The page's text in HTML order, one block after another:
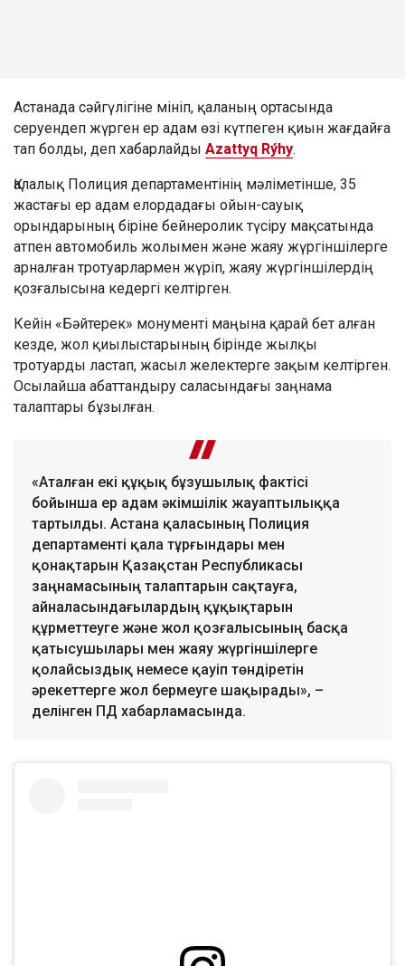
Астанада сәйгүлігіне мініп, қаланың ортасында
серуендеп жүрген ер адам өзі күтпеген қиын жағдайға
тап болды, деп хабарлайды Azattyq Rýhy.
Қалалық Полиция департаментінің мәліметінше, 35
жастағы ер адам елордадағы ойын-сауық
орындарының біріне бейнеролик түсіру мақсатында
атпен автомобиль жолымен және жаяу жүргіншілерге
арналған тротуарлармен жүріп, жаяу жүргіншілердің
қозғалысына кедергі келтірген.
Кейін «Бәйтерек» монументі маңына қарай бет алған
кезде, жол қиылыстарының бірінде жылқы
тротуарды ластап, жасыл желектерге зақым келтірген.
Осылайша абаттандыру саласындағы заңнама
талаптары бұзылған.
«Аталған екі құқық бұзушылық фактісі
бойынша ер адам әкімшілік жауаптылыққа
тартылды. Астана қаласының Полиция
департаменті қала тұрғындары мен
қонақтарын Қазақстан Республикасы
заңнамасының талаптарын сақтауға,
айналасындағылардың құқықтарын
құрметтеуге және жол қозғалысының басқа
қатысушылары мен жаяу жүргіншілерге
қолайсыздық немесе қауіп төндіретін
әрекеттерге жол бермеуге шақырады», –
делінген ПД хабарламасында.